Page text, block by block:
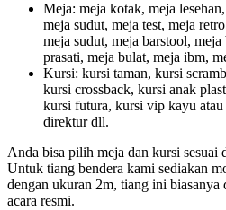
Meja: meja kotak, meja
meja sudut, meja test, meja
meja sudut, meja barstool,
prasati, meja bulat, meja ibm,
Kursi: kursi taman, kursi
kursi crossback, kursi anak
kursi futura, kursi vip kayu
direktur dll.
Anda bisa pilih meja dan kursi sesuai
Untuk tiang bendera kami sediakan
dengan ukuran 2m, tiang ini biasanya
acara resmi.